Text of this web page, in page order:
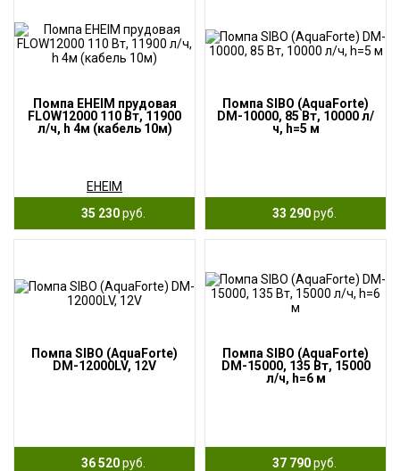
Помпа EHEIM прудовая
FLOW12000 110 Вт, 11900
л/ч, h 4м (кабель 10м)
EHEIM
35 230руб.
Помпа SIBO (AquaForte)
DM-10000, 85 Вт, 10000 л/
ч, h=5 м
33 290руб.
Помпа SIBO (AquaForte)
DM-12000LV, 12V
36 520руб.
Помпа SIBO (AquaForte)
DM-15000, 135 Вт, 15000
л/ч, h=6 м
37 790руб.